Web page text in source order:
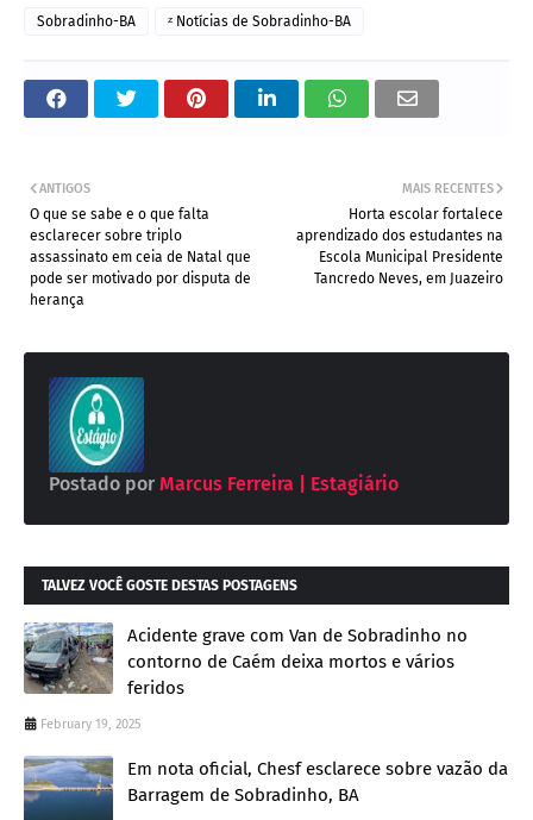
Sobradinho-BA ᶻ Notícias de Sobradinho-BA
MAIS RECENTES
Horta escolar fortalece
aprendizado dos estudantes na
Escola Municipal Presidente
Tancredo Neves, em Juazeiro
ANTIGOS
O que se sabe e o que falta
esclarecer sobre triplo
assassinato em ceia de Natal que
pode ser motivado por disputa de
herança
Postado por Marcus Ferreira | Estagiário
TALVEZ VOCÊ GOSTE DESTAS POSTAGENS
Acidente grave com Van de Sobradinho no
contorno de Caém deixa mortos e vários
feridos
February 19, 2025
Em nota oficial, Chesf esclarece sobre vazão da
Barragem de Sobradinho, BA